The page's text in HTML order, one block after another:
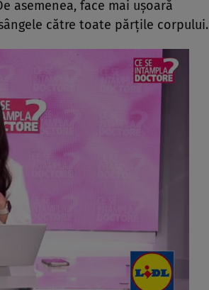
asemenea, face mai uşoară
către toate părţile corpului.